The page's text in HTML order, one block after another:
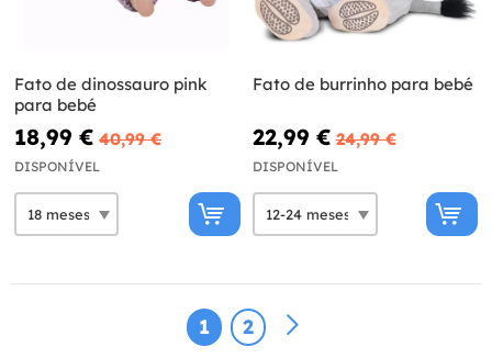
Fato de dinossauro pink
para bebé
18,99 € 40,99 €
DISPONÍVEL
Fato de burrinho para bebé
22,99 € 24,99 €
DISPONÍVEL
1 2